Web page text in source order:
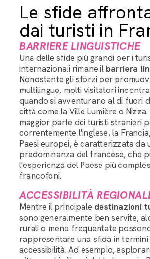
Le sfide
dai turisti in
BARRIERE LINGUISTICHE
Una delle sfide più grandi per i
internazionali rimane il barriera
Nonostante gli sforzi per
multilingue, molti visitatori
quando si avventurano al di fuori
città come la Ville Lumière o
maggior parte dei turisti stranieri
correntemente l'inglese, la
Paesi europei, è caratterizzata da
predominanza del francese, che
l'esperienza del Paese più
francofoni.
ACCESSIBILITÀ
Mentre il principale destinazioni
sono generalmente ben servite,
rurali o meno frequentate
rappresentare una sfida in termini
accessibilità. Ad esempio,